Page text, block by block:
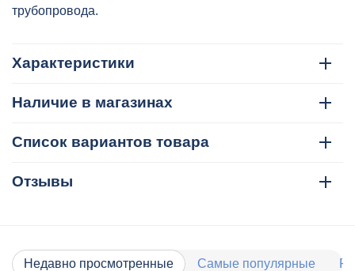
трубопровода.
Характеристики
Наличие в магазинах
Список вариантов товара
Отзывы
Недавно просмотренные Самые популярные